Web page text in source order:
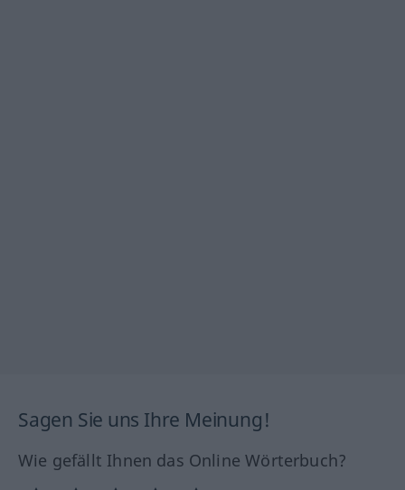
Sagen Sie uns Ihre Meinung!
Wie gefällt Ihnen das Online Wörterbuch?